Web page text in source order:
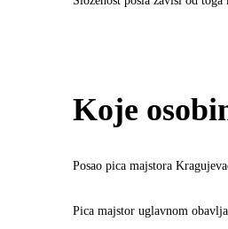
Koje
Posao pica majstora
Pica majstor uglavnom